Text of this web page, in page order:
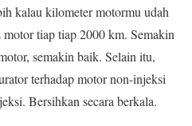
kalau kilometer motormu udah
tiap tiap 2000 km. Semakin
semakin baik. Selain itu,
terhadap motor non-injeksi
Bersihkan secara berkala.